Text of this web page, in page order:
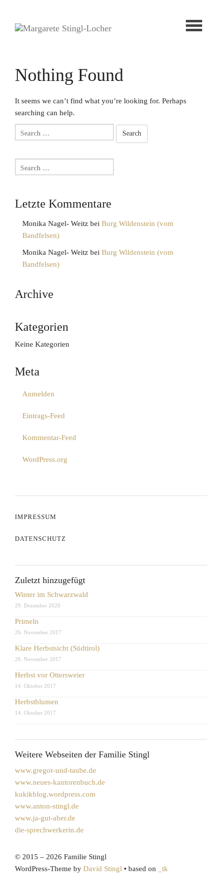
Toggle
Nothing Found
It seems we can’t find what you’re looking for. Perhaps
searching can help.
Letzte Kommentare
Monika Nagel- Weitz bei Burg Wildenstein (vom
Bandfelsen)
Monika Nagel- Weitz bei Burg Wildenstein (vom
Bandfelsen)
Archive
Kategorien
Keine Kategorien
Meta
Anmelden
Eintrags-Feed
Kommentar-Feed
WordPress.org
IMPRESSUM
DATENSCHUTZ
Zuletzt hinzugefügt
Winter im Schwarzwald
29. Dezember 2020
Primeln
26. November 2017
Klare Herbstsicht (Südtirol)
26. November 2017
Herbst vor Ottersweier
14. Oktober 2017
Herbstblumen
14. Oktober 2017
Weitere Webseiten der Familie Stingl
www.gregor-und-taube.de
www.neues-kantorenbuch.de
kukikblog.wordpress.com
www.anton-stingl.de
www.ja-gut-aber.de
die-sprechwerkerin.de
© 2015 – 2026 Familie Stingl
WordPress-Theme by David Stingl • based on _tk